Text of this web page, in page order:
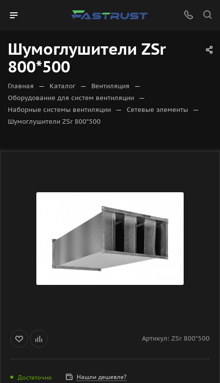
Шумоглушители ZSr
800*500
Главная — Каталог — Вентиляция —
Оборудование для систем вентиляции —
Наборные системы вентиляции — Сетевые элементы —
Шумоглушители ZSr 800*500
Артикул: ZSr 800*500
Достаточно Нашли дешевле?